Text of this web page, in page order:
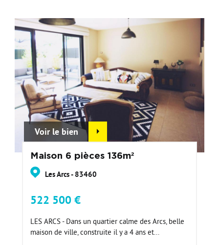
Voir le bien
Maison 6 pièces 136m²
Les Arcs - 83460
522 500 €
LES ARCS - Dans un quartier calme des Arcs, belle
maison de ville, construite il y a 4 ans et...